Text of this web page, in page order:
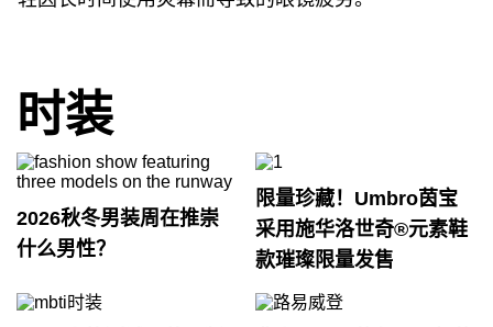
时装
2026秋冬男装周在推崇
什么男性？
限量珍藏！Umbro茵宝
采用施华洛世奇®元素鞋
款璀璨限量发售